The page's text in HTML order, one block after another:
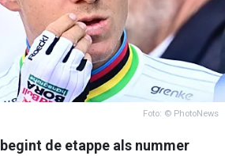
Foto: © PhotoNews
begint de etappe als nummer